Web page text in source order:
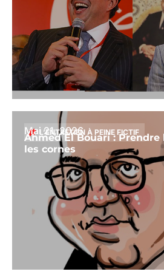
L’ENTRETIEN À PEINE FICTIF
Mai 21, 2026
Ahmed El Bouari :
les cornes